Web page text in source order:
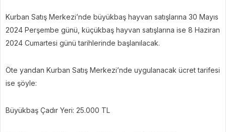
Kurban Satış Merkezi’nde büyükbaş hayvan satışlarına 30 Mayıs
2024 Perşembe günü, küçükbaş hayvan satışlarına ise 8 Haziran
2024 Cumartesi günü tarihlerinde başlanılacak.
Öte yandan Kurban Satış Merkezi’nde uygulanacak ücret tarifesi
ise şöyle:
Büyükbaş Çadır Yeri: 25.000 TL